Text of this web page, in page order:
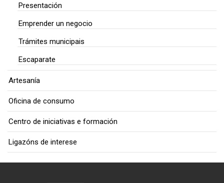
Presentación
Emprender un negocio
Trámites municipais
Escaparate
Artesanía
Oficina de consumo
Centro de iniciativas e formación
Ligazóns de interese